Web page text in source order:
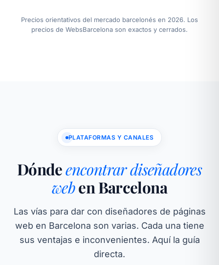
Precios orientativos del mercado barcelonés en 2026. Los
precios de WebsBarcelona son exactos y cerrados.
PLATAFORMAS Y CANALES
Dóndeencontrar diseñadores
weben Barcelona
Las vías para dar con diseñadores de páginas
web en Barcelona son varias. Cada una tiene
sus ventajas e inconvenientes. Aquí la guía
directa.